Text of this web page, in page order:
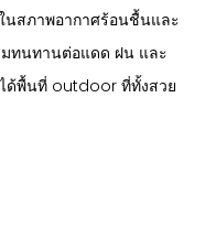
นสภาพอากาศร้อนชื้นและ
มทนทานต่อแดด ฝน และ
ด้พื้นที่ outdoor ที่ทั้งสวย